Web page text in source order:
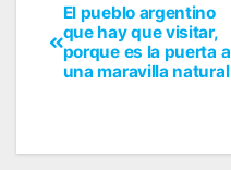
El pueblo argentino
que hay que visitar,
porque es la puerta a
una maravilla natural